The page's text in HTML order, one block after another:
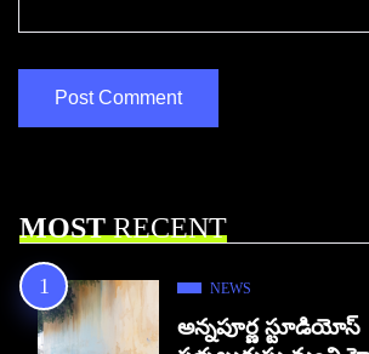
MOSTRECENT
NEWS
అన్నపూర్ణ స్టూడియోస్